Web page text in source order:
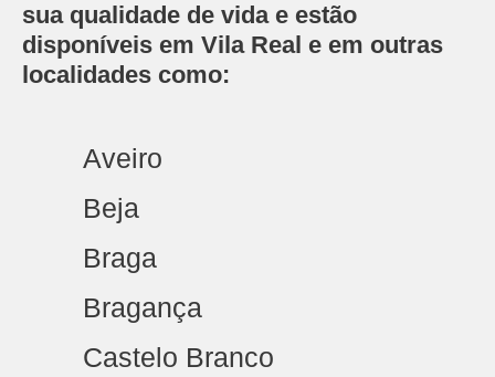
sua qualidade de vida e estão
disponíveis em Vila Real e em outras
localidades como:
Aveiro
Beja
Braga
Bragança
Castelo Branco